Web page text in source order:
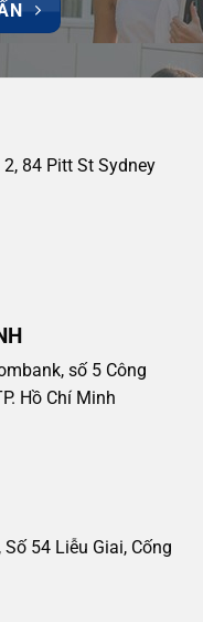
84 Pitt St Sydney
số 5 Công
Hồ Chí Minh
54 Liễu Giai, Cống